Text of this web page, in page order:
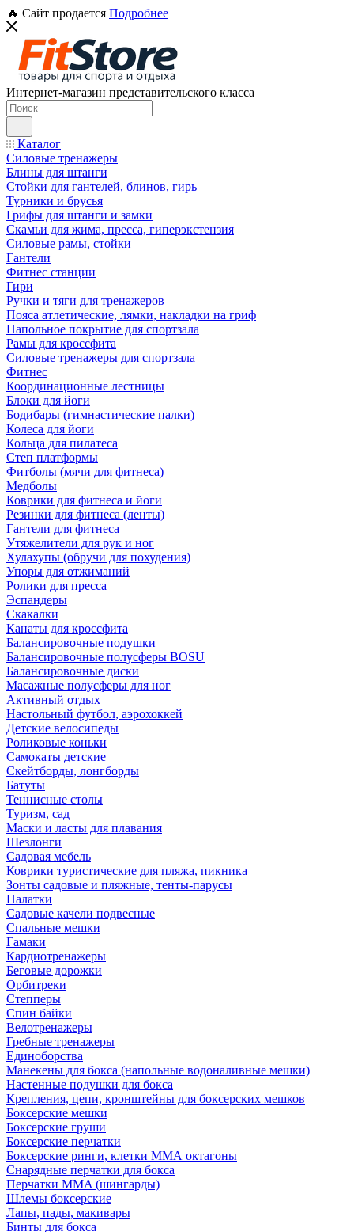
🔥 Сайт продается Подробнее
Интернет-магазин представительского класса
Каталог
Силовые тренажеры
Блины для штанги
Стойки для гантелей, блинов, гирь
Турники и брусья
Грифы для штанги и замки
Скамьи для жима, пресса, гиперэкстензия
Силовые рамы, стойки
Гантели
Фитнес станции
Гири
Ручки и тяги для тренажеров
Пояса атлетические, лямки, накладки на гриф
Напольное покрытие для спортзала
Рамы для кроссфита
Силовые тренажеры для спортзала
Фитнес
Координационные лестницы
Блоки для йоги
Бодибары (гимнастические палки)
Колеса для йоги
Кольца для пилатеса
Степ платформы
Фитболы (мячи для фитнеса)
Медболы
Коврики для фитнеса и йоги
Резинки для фитнеса (ленты)
Гантели для фитнеса
Утяжелители для рук и ног
Хулахупы (обручи для похудения)
Упоры для отжиманий
Ролики для пресса
Эспандеры
Скакалки
Канаты для кроссфита
Балансировочные подушки
Балансировочные полусферы BOSU
Балансировочные диски
Масажные полусферы для ног
Активный отдых
Настольный футбол, аэрохоккей
Детские велосипеды
Роликовые коньки
Самокаты детские
Скейтборды, лонгборды
Батуты
Теннисные столы
Туризм, сад
Маски и ласты для плавания
Шезлонги
Садовая мебель
Коврики туристические для пляжа, пикника
Зонты садовые и пляжные, тенты-парусы
Палатки
Садовые качели подвесные
Спальные мешки
Гамаки
Кардиотренажеры
Беговые дорожки
Орбитреки
Степперы
Спин байки
Велотренажеры
Гребные тренажеры
Единоборства
Манекены для бокса (напольные водоналивные мешки)
Настенные подушки для бокса
Крепления, цепи, кронштейны для боксерских мешков
Боксерские мешки
Боксерские груши
Боксерские перчатки
Боксерские ринги, клетки ММА октагоны
Снарядные перчатки для бокса
Перчатки MMA (шингарды)
Шлемы боксерские
Лапы, пады, макивары
Бинты для бокса